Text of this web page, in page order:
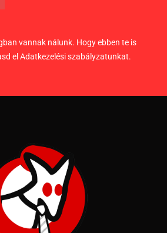
vannak nálunk. Hogy ebben te is
el Adatkezelési szabályzatunkat.